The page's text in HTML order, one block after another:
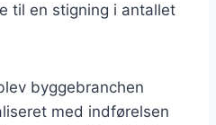
til en stigning i antallet
byggebranchen
med indførelsen